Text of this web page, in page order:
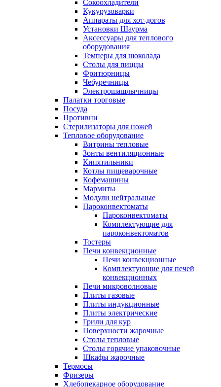
Сокоохладители
Кукурузоварки
Аппараты для хот-догов
Установки Шаурма
Аксессуары для теплового
оборудования
Темперы для шоколада
Столы для пиццы
Фритюрницы
Чебуречницы
Электрошашлычницы
Палатки торговые
Посуда
Противни
Стерилизаторы для ножей
Тепловое оборудование
Витрины тепловые
Зонты вентиляционные
Кипятильники
Котлы пищеварочные
Кофемашины
Мармиты
Модули нейтральные
Пароконвектоматы
Пароконвектоматы
Комплектующие для
пароконвектоматов
Тостеры
Печи конвекционные
Печи конвекционные
Комплектующие для печей
конвекционных
Печи микроволновые
Плиты газовые
Плиты индукционные
Плиты электрические
Грили для кур
Поверхности жарочные
Столы тепловые
Столы горячие упаковочные
Шкафы жарочные
Термосы
Фризеры
Хлебопекарное оборудование